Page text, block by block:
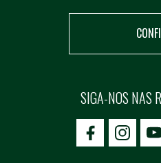
SIGA-NOS NAS
icon-facebook
icon-